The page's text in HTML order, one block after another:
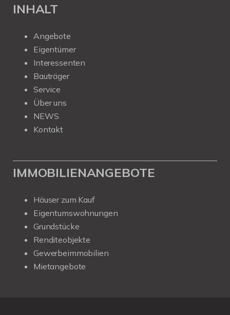
INHALT
Angebote
Eigentümer
Interessenten
Bauträger
Service
Über uns
NEWS
Kontakt
IMMOBILIENANGEBOTE
Häuser zum Kauf
Eigentumswohnungen
Grundstücke
Renditeobjekte
Gewerbeimmobilien
Mietangebote